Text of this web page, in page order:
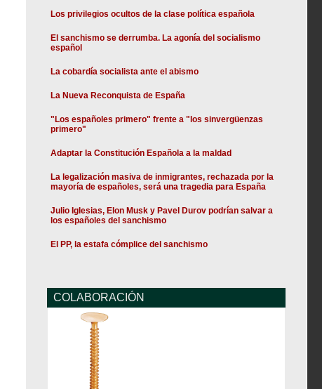
Los privilegios ocultos de la clase política española
El sanchismo se derrumba. La agonía del socialismo
español
La cobardía socialista ante el abismo
La Nueva Reconquista de España
"Los españoles primero" frente a "los sinvergüenzas
primero"
Adaptar la Constitución Española a la maldad
La legalización masiva de inmigrantes, rechazada por la
mayoría de españoles, será una tragedia para España
Julio Iglesias, Elon Musk y Pavel Durov podrían salvar a
los españoles del sanchismo
El PP, la estafa cómplice del sanchismo
COLABORACIÓN